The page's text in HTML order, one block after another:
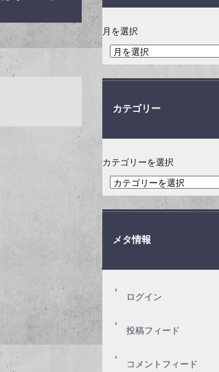
月を選択
カテゴリー
カテゴリーを選択
メタ情報
ログイン
投稿フィード
コメントフィード